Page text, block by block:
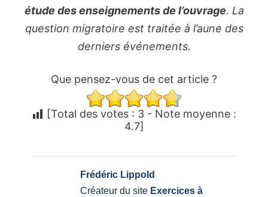
étude des enseignements de l’ouvrage. La
question migratoire est traitée à l’aune des
derniers événements.
Que pensez-vous de cet article ?
[Total des votes : 3 - Note moyenne :
4.7]
Frédéric Lippold
Créateur du site Exercices à